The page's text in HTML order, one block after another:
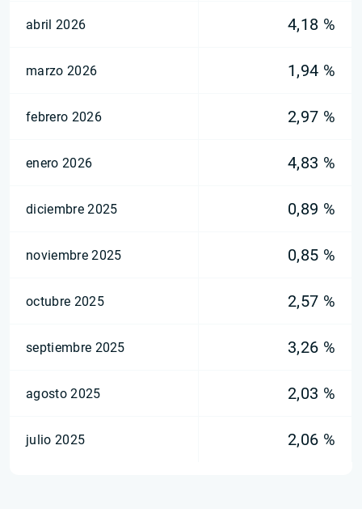
abril 2026 4,18 %
marzo 2026 1,94 %
febrero 2026 2,97 %
enero 2026 4,83 %
diciembre 2025 0,89 %
noviembre 2025 0,85 %
octubre 2025 2,57 %
septiembre 2025 3,26 %
agosto 2025 2,03 %
julio 2025 2,06 %